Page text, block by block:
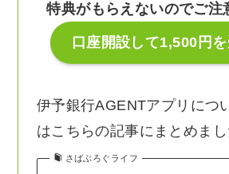
特典がもらえないのでご注
口座開設して1,500円
伊予銀行AGENTアプリにつ
はこちらの記事にまとめまし
さばぶろぐライフ